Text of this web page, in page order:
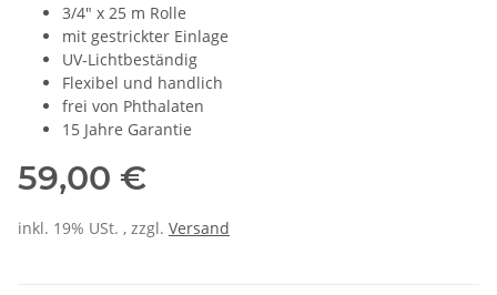
3/4" x 25 m Rolle
mit gestrickter Einlage
UV-Lichtbeständig
Flexibel und handlich
frei von Phthalaten
15 Jahre Garantie
59,00 €
inkl. 19% USt. , zzgl. Versand